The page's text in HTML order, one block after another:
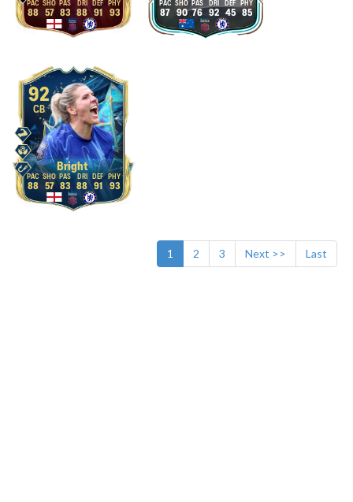
88 57 83 88 91 93 87 90 76 92 45 85
92
CB
Bright
88 57 83 88 91 93
1 2 3 Next >> Last